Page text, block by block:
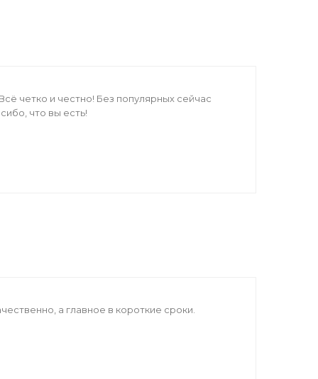
четко и честно! Без популярных сейчас
что вы есть!
а главное в короткие сроки.